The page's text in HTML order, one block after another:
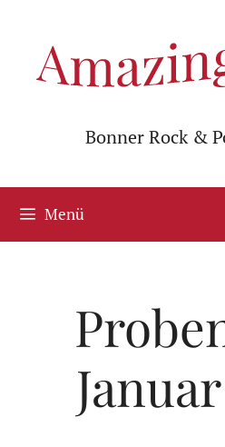
springen
Bonner Rock &
Menü